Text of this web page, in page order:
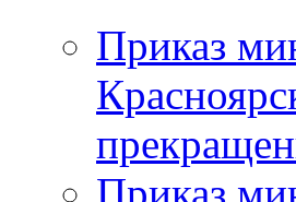
Приказ
Приказ